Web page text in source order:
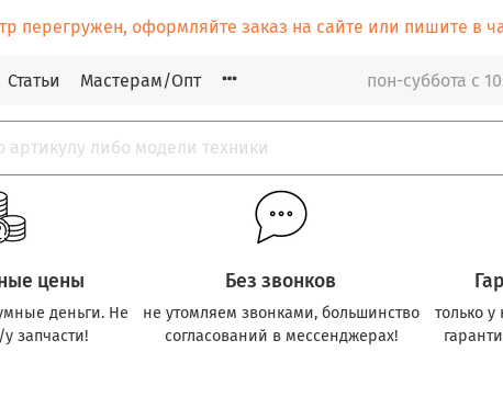
перегружен, оформляйте заказ на сайте или пишите в
Статьи Мастерам/Опт пон-суббота с
цены
деньги. Не
запчасти!
Без звонков
не утомляем звонками, большинство
согласований в мессенджерах!
только